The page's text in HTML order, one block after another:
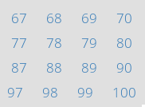
67 68 69
70
77 78 79
80
87 88 89
90
97 98 99
100